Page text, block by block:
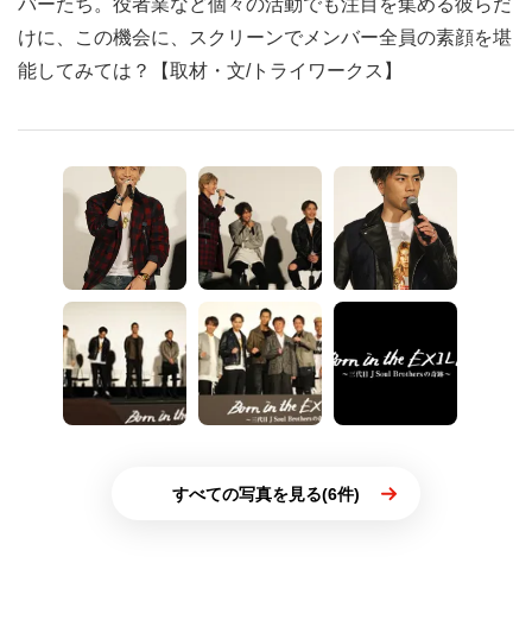
バーたち。役者業など個々の活動でも注目を集める彼らだ
けに、この機会に、スクリーンでメンバー全員の素顔を堪
能してみては？【取材・文/トライワークス】
すべての写真を見る(6件)